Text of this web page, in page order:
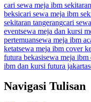
cari sewa meja ibm
beksicari sewa meja ibm
sekitaran tangerangcari
eventsewa meja dan kursi
pertemuansewa meja ibm
ketatsewa meja ibm cover
futura bekasisewa meja
ibm dan kursi futura jakarta
Navigasi Tulisan